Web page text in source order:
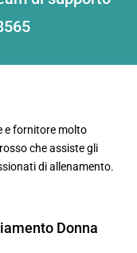
e fornitore molto
che assiste gli
di allenamento.
Donna